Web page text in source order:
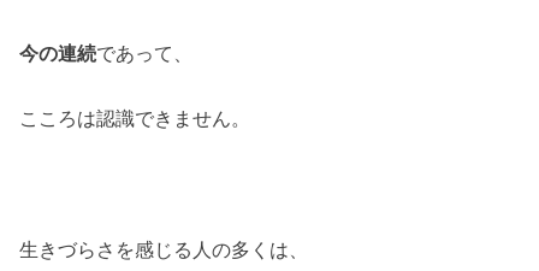
今の連続であって、
こころは認識できません。
生きづらさを感じる人の多くは、